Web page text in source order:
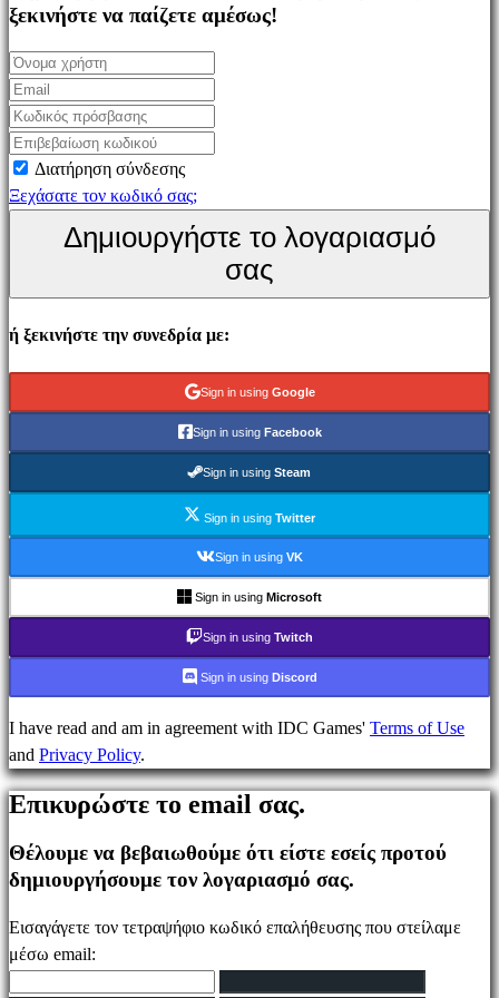
Simulation
Puzzle
Fighting
games
Παρουσιάσεις
Κοινότητα
Εκδηλώσεις
εντός
Μέσα
IDC
Gifts
Λογαριασμός
Εγγραφείτε
Σύνδεση
τον
κωδικό
σας;
ξεκινήστε να παίζετε αμέσως!
Διατήρηση σύνδεσης
Ξεχάσατε τον κωδικό σας;
Δημιουργήστε το λογαριασμό
σας
ή ξεκινήστε την συνεδρία με:
Sign in using Google
Sign in using Facebook
Sign in using Steam
Sign in using Twitter
Sign in using VK
Sign in using Microsoft
Sign in using Twitch
Sign in using Discord
I have read and am in agreement with IDC Games' Terms of Use
and Privacy Policy.
Επικυρώστε το email σας.
Θέλουμε να βεβαιωθούμε ότι είστε εσείς προτού
δημιουργήσουμε τον λογαριασμό σας.
Εισαγάγετε τον τετραψήφιο κωδικό επαλήθευσης που στείλαμε
μέσω email: